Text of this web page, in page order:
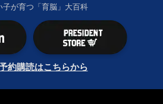
子が育つ「育脳」大百科
約購読はこちらから